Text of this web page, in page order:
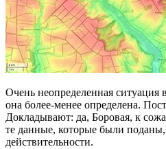
Очень неопределенная ситуация
она более-менее определена.
Докладывают: да, Боровая, к
те данные, которые были поданы,
действительности.